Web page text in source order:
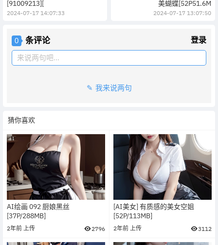
[91009213][
2024-07-17 14:07:33
美蝴蝶[52P51.6M
2024-07-17 13:07:50
0 条评论 登录
来说两句吧...
我来说两句
猜你喜欢
AI绘画 092 厨娘黑丝
[37P/288MB]
2年前 上传 2796
[AI美女] 有质感的美女空姐
[52P/113MB]
2年前 上传 3112